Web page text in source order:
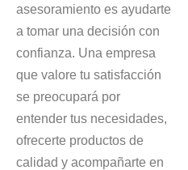
asesoramiento es ayudarte
a tomar una decisión con
confianza. Una empresa
que valore tu satisfacción
se preocupará por
entender tus necesidades,
ofrecerte productos de
calidad y acompañarte en